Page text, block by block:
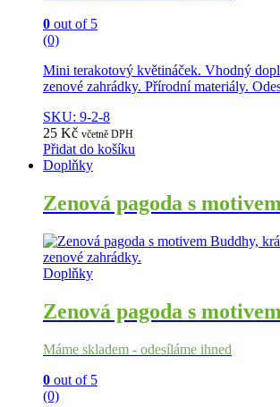
0 out of 5
(0)
Mini terakotový květináček. Vhodný
zenové zahrádky. Přírodní materiály.
SKU: 9-2-8
25 Kč včetně DPH
Přidat do košíku
Doplňky
Zenová pagoda s
Doplňky
Zenová pagoda s
Máme skladem - odesíláme ihned
0 out of 5
(0)